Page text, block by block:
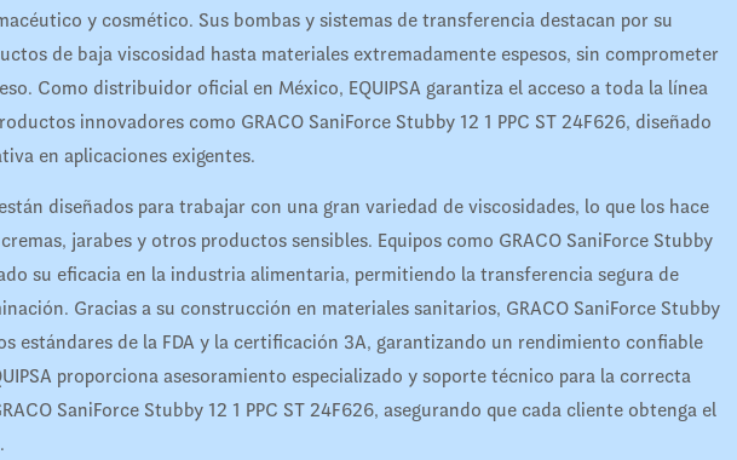
y cosmético. Sus bombas y sistemas de transferencia destacan por su
de baja viscosidad hasta materiales extremadamente espesos, sin comprometer
Como distribuidor oficial en México, EQUIPSA garantiza el acceso a toda la línea
innovadores como GRACO SaniForce Stubby 12 1 PPC ST 24F626, diseñado
en aplicaciones exigentes.
diseñados para trabajar con una gran variedad de viscosidades, lo que los hace
jarabes y otros productos sensibles. Equipos como GRACO SaniForce Stubby
su eficacia en la industria alimentaria, permitiendo la transferencia segura de
Gracias a su construcción en materiales sanitarios, GRACO SaniForce Stubby
estándares de la FDA y la certificación 3A, garantizando un rendimiento confiable
proporciona asesoramiento especializado y soporte técnico para la correcta
SaniForce Stubby 12 1 PPC ST 24F626, asegurando que cada cliente obtenga el